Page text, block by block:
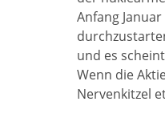
Anfang
und es
Wenn die
Nervenkitzel